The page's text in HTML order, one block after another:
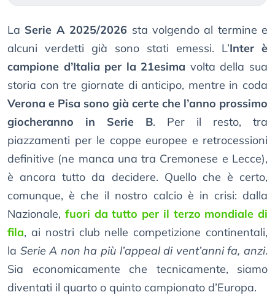
La Serie A 2025/2026 sta volgendo al termine e
alcuni verdetti già sono stati emessi. L’Inter è
campione d’Italia per la 21esima volta della sua
storia con tre giornate di anticipo, mentre in coda
Verona e Pisa sono già certe che l’anno prossimo
giocheranno in Serie B. Per il resto, tra
piazzamenti per le coppe europee e retrocessioni
definitive (ne manca una tra Cremonese e Lecce),
è ancora tutto da decidere. Quello che è certo,
comunque, è che il nostro calcio è in crisi: dalla
Nazionale, fuori da tutto per il terzo mondiale di
fila, ai nostri club nelle competizione continentali,
la Serie A non ha più l’appeal di vent’anni fa, anzi.
Sia economicamente che tecnicamente, siamo
diventati il quarto o quinto campionato d’Europa.